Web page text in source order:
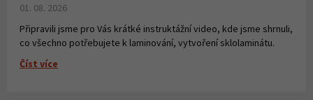
01. 08. 2026
Připravili jsme pro Vás krátké instruktážní video, kde jsme shrnuli,
co všechno potřebujete k laminování, vytvoření sklolaminátu.
Číst více